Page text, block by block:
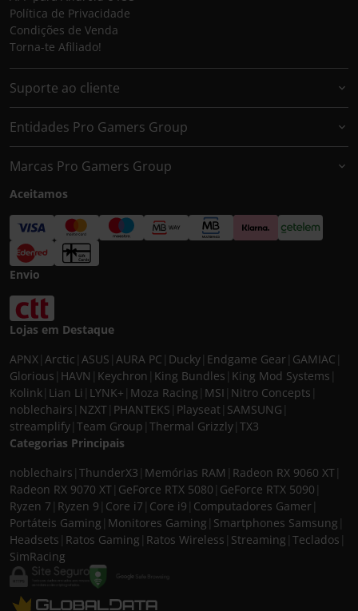
Política de Privacidade
Condições de Venda
Torna-te Afiliado!
Suporte ao cliente
Entidades Pro Gamers Group
Marcas Pro Gamers Group
Aceitamos
Envio
Lojas em Destaque
APNX Arctic ASUS AURA PC Ducky Endgame Gear GAMIAC
Glorious HAVN Keychron King Bundles King Mod Systems
Kolink Lian Li LYNK+ Moza Racing MSI Nitro Concepts
noblechairs NZXT PHANTEKS Playseat SAMSUNG
streamplify Team Group Thermal Grizzly TX3
Categorias Principais
noblechairs ThunderX3 Memórias RAM Radeon RX 9060 XT
Radeon RX 9070 XT GeForce RTX 5080 GeForce RTX 5090
Ryzen 7 Ryzen 9 Core i7 Core i9 Computadores Gamer
Portáteis Gaming Monitores Gaming Smartphones Samsung
Headsets Ratos Gaming Ratos Wireless Streaming Teclados
SimRacing